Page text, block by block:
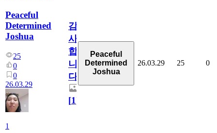
Peaceful
Determined
Joshua
25
0
0
26.03.29
1
감
사
합
니
다
[1]
Peaceful
Determined
Joshua
26.03.29 25 0